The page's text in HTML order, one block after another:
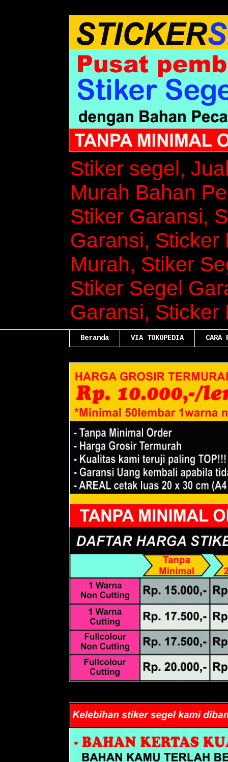
Stiker segel,
Murah Bahan
Stiker Garansi,
Garansi, Sticker
Murah, Stiker
Stiker Segel
Garansi, Sticker
Beranda VIA TOKOPEDIA CARA